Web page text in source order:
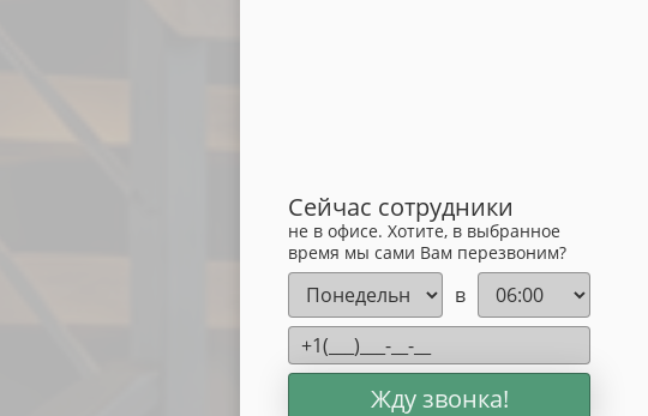
Сейчас сотрудники
не в офисе. Хотите, в выбранное
время мы сами Вам перезвоним?
в
Жду звонка!